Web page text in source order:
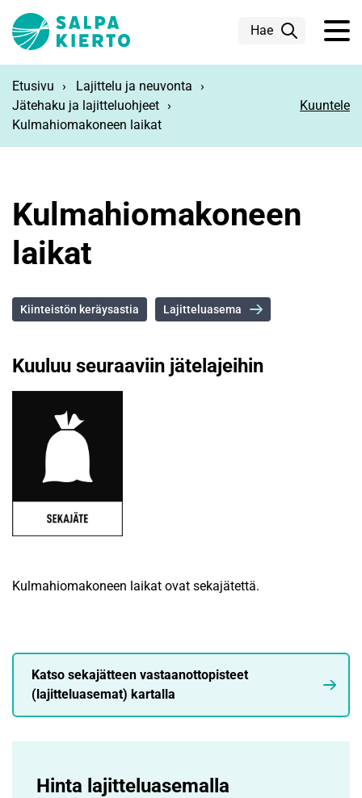
Hae
Etusivu
Lajittelu ja neuvonta
Jätehaku ja lajitteluohjeet
Kulmahiomakoneen laikat
Kuuntele
Kulmahiomakoneen
laikat
Kiinteistön keräysastia Lajitteluasema
Kuuluu seuraaviin jätelajeihin
Kulmahiomakoneen laikat ovat sekajätettä.
Katso sekajätteen vastaanottopisteet
(lajitteluasemat) kartalla
Hinta lajittelu­asemalla